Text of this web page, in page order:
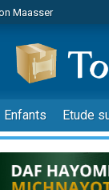
Maasser
de faire un don pour
rejoindre sur
demander une
dans Torah-Box
de faire un don
étudier en groupe
Enfants Etude